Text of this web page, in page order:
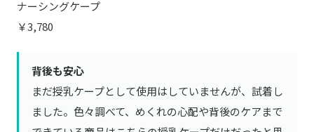
ナーシングケープ
￥3,780
背後も安心
まだ授乳ケープとして使用はしていませんが、試着し
ました。色々調べて、めくれの心配や背後のケアまで